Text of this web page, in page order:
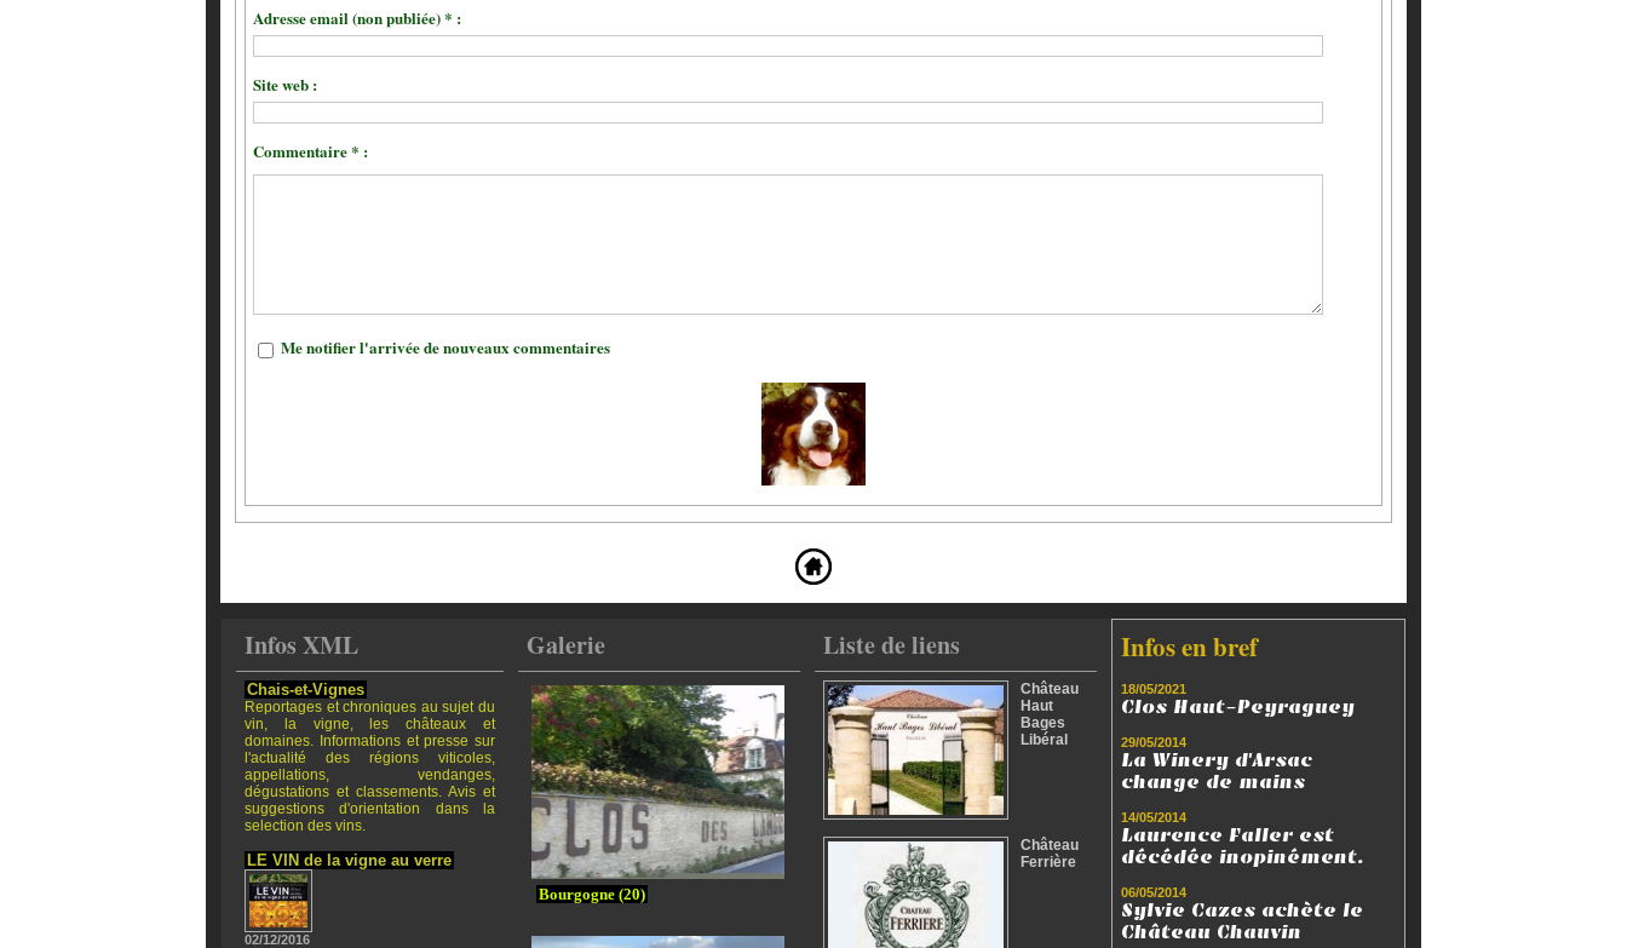
Adresse email (non publiée) * :
Site web :
Commentaire * :
Me notifier l'arrivée de nouveaux commentaires
Infos XML
Chais-et-Vignes
Reportages et chroniques au sujet du
vin, la vigne, les châteaux et
domaines. Informations et presse sur
l'actualité des régions viticoles,
appellations, vendanges,
dégustations et classements. Avis et
suggestions d'orientation dans la
selection des vins.
LE VIN de la vigne au verre
02/12/2016
Galerie
Bourgogne (20)
Liste de liens
Château
Haut
Bages
Libéral
Château
Ferrière
Infos en bref
18/05/2021
Clos Haut-Peyraguey
29/05/2014
La Winery d'Arsac
change de mains
14/05/2014
Laurence Faller est
décédée inopinément.
06/05/2014
Sylvie Cazes achète le
Château Chauvin